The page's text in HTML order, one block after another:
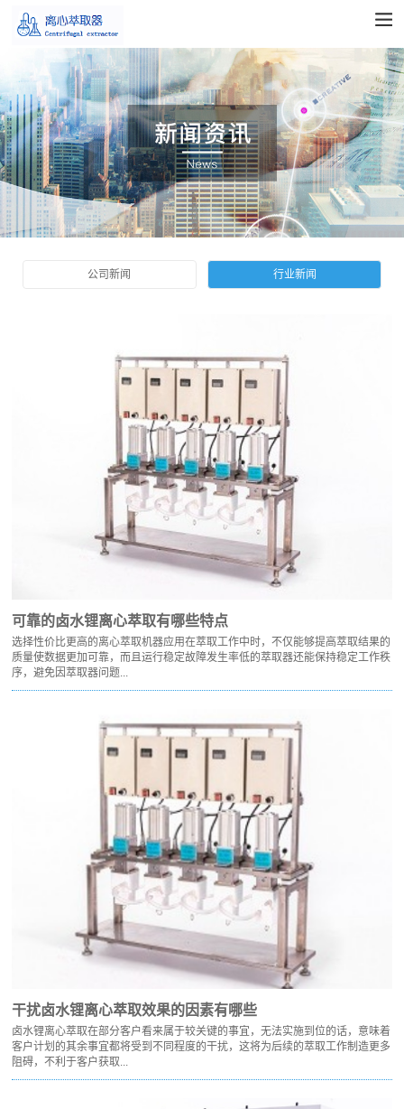
公司新闻 行业新闻
可靠的卤水锂离心萃取有哪些特点
选择性价比更高的离心萃取机器应用在萃取工作中时，不仅能够提高萃取结果的
质量使数据更加可靠，而且运行稳定故障发生率低的萃取器还能保持稳定工作秩
序，避免因萃取器问题...
干扰卤水锂离心萃取效果的因素有哪些
卤水锂离心萃取在部分客户看来属于较关键的事宜，无法实施到位的话，意味着
客户计划的其余事宜都将受到不同程度的干扰，这将为后续的萃取工作制造更多
阻碍，不利于客户获取...